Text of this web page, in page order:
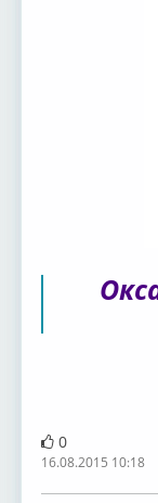
0
16.08.2015 10:18